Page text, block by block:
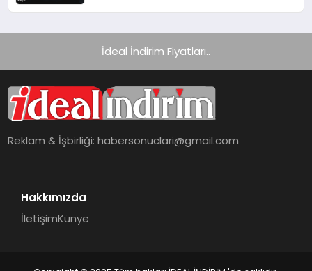
İdeal İndirim Fiyatları..
Reklam & İşbirliği:habersonuclari@gmail.com
Hakkımızda
İletişimKünye